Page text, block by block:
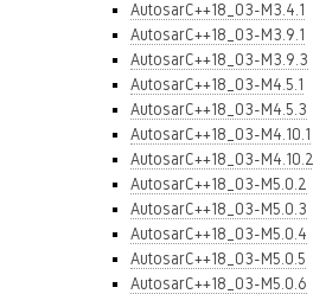
AutosarC++18_03-M3.4.1
AutosarC++18_03-M3.9.1
AutosarC++18_03-M3.9.3
AutosarC++18_03-M4.5.1
AutosarC++18_03-M4.5.3
AutosarC++18_03-M4.10.1
AutosarC++18_03-M4.10.2
AutosarC++18_03-M5.0.2
AutosarC++18_03-M5.0.3
AutosarC++18_03-M5.0.4
AutosarC++18_03-M5.0.5
AutosarC++18_03-M5.0.6